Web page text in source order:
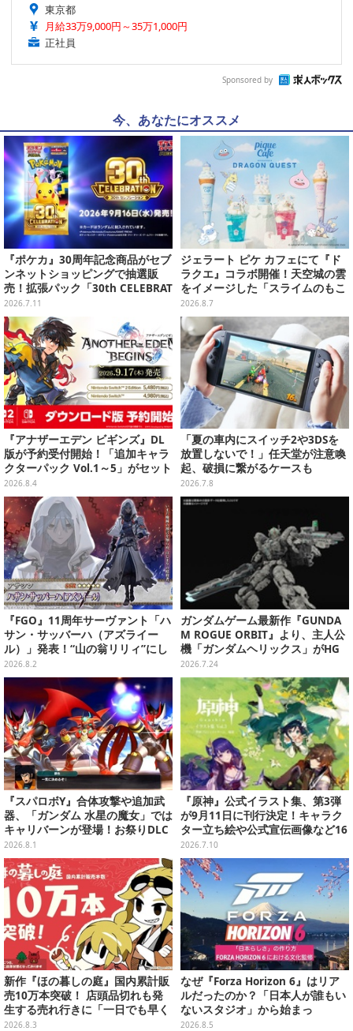
東京都
月給33万9,000円～35万1,000円
正社員
Sponsored by
今、あなたにオススメ
『ポケカ』30周年記念商品がセブ
ンネットショッピングで抽選販
売！拡張パック「30th CELEBRAT
ION」と「エーフィ・ブラッキー
セット」が対象
2026.7.11
ジェラート ピケ カフェにて『ド
ラクエ』コラボ開催！天空城の雲
をイメージした「スライムのもこ
もこ天空クレープ」などを提供
2026.8.7
『アナザーエデン ビギンズ』DL
版が予約受付開始！「追加キャラ
クターパック Vol.1～5」がセット
になったシーズンパスも展開
2026.8.4
「夏の車内にスイッチ2や3DSを
放置しないで！」任天堂が注意喚
起、破損に繋がるケースも
2026.7.8
『FGO』11周年サーヴァント「ハ
サン・サッバーハ（アズライー
ル）」発表！“山の翁リリィ”にし
てカルデアの経営顧問、待望のプ
レイアブル化
2026.8.2
ガンダムゲーム最新作『GUNDA
M ROGUE ORBIT』より、主人公
機「ガンダムヘリックス」がHG
ガンプラ化！通常カラーに加え、
ゲーム同梱限定の特別版も
2026.7.24
『スパロボY』合体攻撃や追加武
器、「ガンダム 水星の魔女」では
キャリバーンが登場！お祭りDLC
「アニバーサリーエキスパンショ
ンパック」8月5日配信
2026.8.1
『原神』公式イラスト集、第3弾
が9月11日に刊行決定！キャラク
ター立ち絵や公式宣伝画像など16
0点以上を収録
2026.7.10
新作『ほの暮しの庭』国内累計販
売10万本突破！ 店頭品切れも発
生する売れ行きに「一日でも早く
お届けできるよう準備」
2026.8.3
なぜ『Forza Horizon 6』はリア
ルだったのか？「日本人が誰もい
ないスタジオ」から始まっ
た、“生活感のある日本"の作り方
2026.8.5